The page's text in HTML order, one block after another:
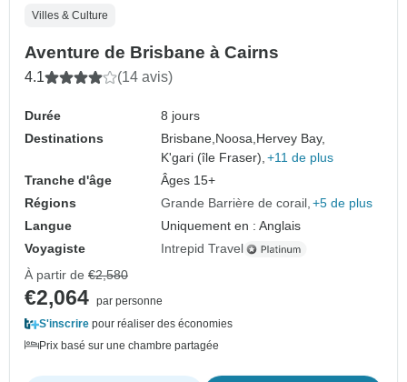
Villes & Culture
Aventure de Brisbane à Cairns
4.1 (14 avis)
Durée
8 jours
Destinations
Brisbane, Noosa, Hervey Bay,
K'gari (île Fraser), +11 de plus
Tranche d'âge
Âges 15+
Régions
Grande Barrière de corail +5 de plus
Langue
Uniquement en : Anglais
Voyagiste
Intrepid Travel
À partir de €2,580
€2,064 par personne
S'inscrire pour réaliser des économies
Prix basé sur une chambre partagée